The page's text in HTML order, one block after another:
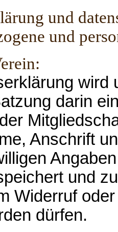
und
und
wird
darin
Anschrift
und
Widerruf
dürfen.